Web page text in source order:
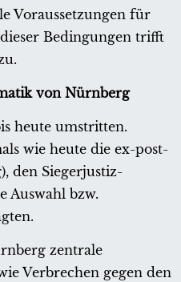
Voraussetzungen für
Bedingungen trifft
von Nürnberg
heute umstritten.
wie heute die ex-post-
den Siegerjustiz-
Auswahl bzw.
zentrale
Verbrechen gegen den